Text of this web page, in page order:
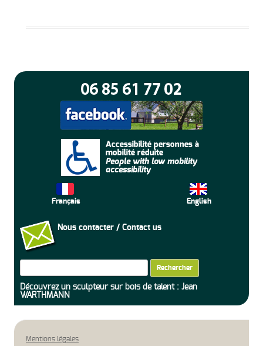
Français English
Nous contacter / Contact us
Découvrez un sculpteur sur bois de talent : Jean
WARTHMANN
Mentions légales